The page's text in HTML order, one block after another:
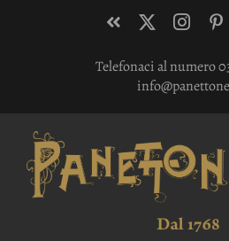
Facebook
X
Telefonaci al numero